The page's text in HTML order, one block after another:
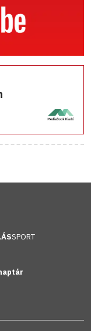
SPORT